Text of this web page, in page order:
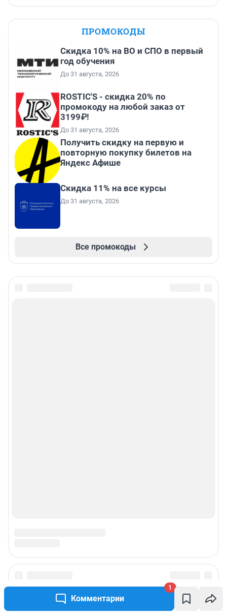
Комментарии
1
ПРОМОКОДЫ
Скидка 10% на ВО и СПО в первый
год обучения
До 31 августа, 2026
ROSTIC'S - скидка 20% по
промокоду на любой заказ от
3199₽!
До 31 августа, 2026
Получить скидку на первую и
повторную покупку билетов на
Яндекс Афише
Скидка 11% на все курсы
До 31 августа, 2026
Все промокоды